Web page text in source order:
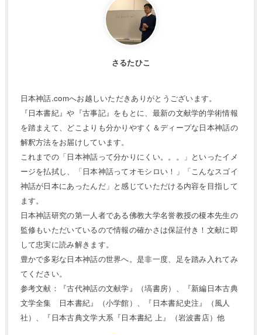
さるたひこ
日本神話.comへお越しいただきありがとうございます。
『日本書紀』や『古事記』をもとに、最新の文献学的学術情報
を踏まえて、どこよりも分かりやすく＆ディープな日本神話の
解釈方法をお届けしています。
これまでの「日本神話って分かりにくい。。。」といったイメ
ージを払拭し、「日本神話ってオモシロい！」「こんなスゴイ
神話が日本にあったんだ」と感じていただける内容を目指して
ます。
日本神話研究の第一人者である佛教大学名誉教授の榎本先生の
監修もいただいているので情報の確かさは保証付き！文献に即
して忠実に読み解きます。
豊かで多彩な日本神話の世界へ。是非一度、足を踏み入れてみ
てください。
参考文献：『古代神話の文献学』（塙書房）、『新編日本古典
文学全集 日本書紀』（小学館）、『日本書紀史注』（風人
社）、『日本古典文学大系『日本書紀 上』（岩波書店）他